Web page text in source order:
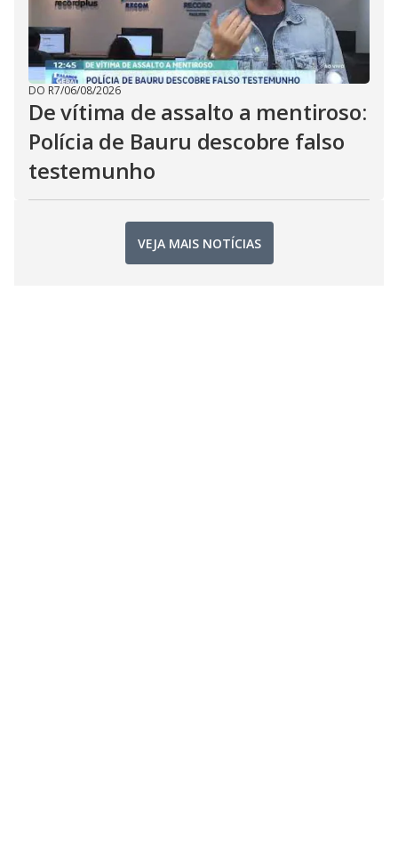
DO R7/06/08/2026
De vítima de assalto a mentiroso:
Polícia de Bauru descobre falso
testemunho
VEJA MAIS NOTÍCIAS